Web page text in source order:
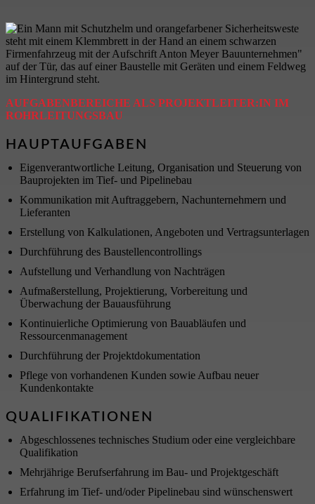
AUFGABENBEREICHE ALS PROJEKTLEITER:IN IM
ROHRLEITUNGSBAU
HAUPTAUFGABEN
Eigenverantwortliche Leitung, Organisation und Steuerung von
Bauprojekten im Tief- und Pipelinebau
Kommunikation mit Auftraggebern, Nachunternehmern und
Lieferanten
Erstellung von Kalkulationen, Angeboten und Vertragsunterlagen
Durchführung des Baustellencontrollings
Aufstellung und Verhandlung von Nachträgen
Aufmaßerstellung, Projektierung, Vorbereitung und
Überwachung der Bauausführung
Kontinuierliche Optimierung von Bauabläufen und
Ressourcenmanagement
Durchführung der Projektdokumentation
Pflege von vorhandenen Kunden sowie Aufbau neuer
Kundenkontakte
QUALIFIKATIONEN
Abgeschlossenes technisches Studium oder eine vergleichbare
Qualifikation
Mehrjährige Berufserfahrung im Bau- und Projektgeschäft
Erfahrung im Tief- und/oder Pipelinebau sind wünschenswert